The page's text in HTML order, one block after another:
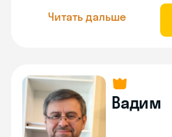
Читать дальше
Вадим